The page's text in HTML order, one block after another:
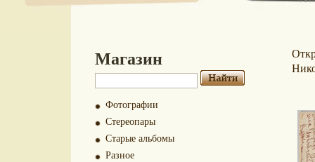
Магазин
Фотографии
Стереопары
Старые альбомы
Разное